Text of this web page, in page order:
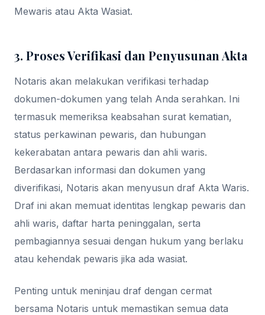
Mewaris atau Akta Wasiat.
3. Proses Verifikasi dan Penyusunan Akta
Notaris akan melakukan verifikasi terhadap
dokumen-dokumen yang telah Anda serahkan. Ini
termasuk memeriksa keabsahan surat kematian,
status perkawinan pewaris, dan hubungan
kekerabatan antara pewaris dan ahli waris.
Berdasarkan informasi dan dokumen yang
diverifikasi, Notaris akan menyusun draf Akta Waris.
Draf ini akan memuat identitas lengkap pewaris dan
ahli waris, daftar harta peninggalan, serta
pembagiannya sesuai dengan hukum yang berlaku
atau kehendak pewaris jika ada wasiat.
Penting untuk meninjau draf dengan cermat
bersama Notaris untuk memastikan semua data